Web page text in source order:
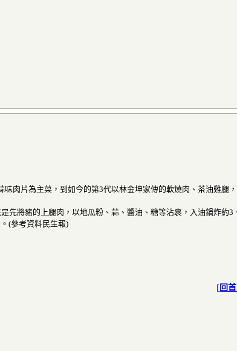
肉片為主菜，到如今的第3代以林金坤家傳的軟燒肉、茶油雞腿
先將豬的上腿肉，以地瓜粉、蒜、醬油、糖等沾裹，入油鍋炸約
(參考資料民生報)
[ 回